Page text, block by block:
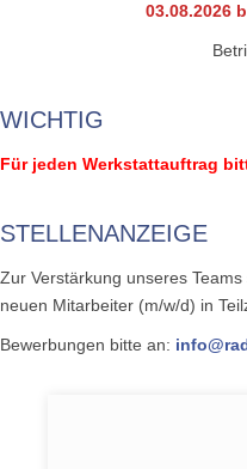
03.08.2026
WICHTIG
Für jeden Werkstattauftrag
STELLENANZEIGE
Zur Verstärkung unseres
neuen Mitarbeiter (m/w/d) in
Bewerbungen bitte an: